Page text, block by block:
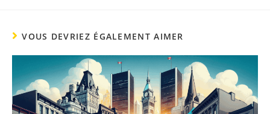
VOUS DEVRIEZ ÉGALEMENT AIMER